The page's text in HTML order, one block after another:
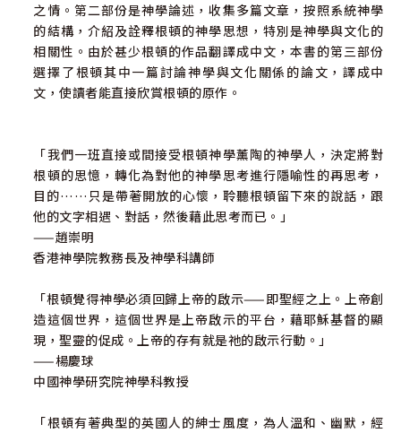
之情。第二部份是神學論述，收集多篇文章，按照系統神學
的結構，介紹及詮釋根頓的神學思想，特別是神學與文化的
相關性。由於甚少根頓的作品翻譯成中文，本書的第三部份
選擇了根頓其中一篇討論神學與文化關係的論文，譯成中
文，使讀者能直接欣賞根頓的原作。
「我們一班直接或間接受根頓神學薰陶的神學人，決定將對
根頓的思憶，轉化為對他的神學思考進行隱喻性的再思考，
目的……只是帶著開放的心懷，聆聽根頓留下來的說話，跟
他的文字相遇、對話，然後藉此思考而已。」
——趙崇明
香港神學院教務長及神學科講師
「根頓覺得神學必須回歸上帝的啟示——即聖經之上。上帝創
造這個世界，這個世界是上帝啟示的平台，藉耶穌基督的顯
現，聖靈的促成。上帝的存有就是祂的啟示行動。」
——楊慶球
中國神學研究院神學科教授
「根頓有著典型的英國人的紳士風度，為人溫和、幽默，經